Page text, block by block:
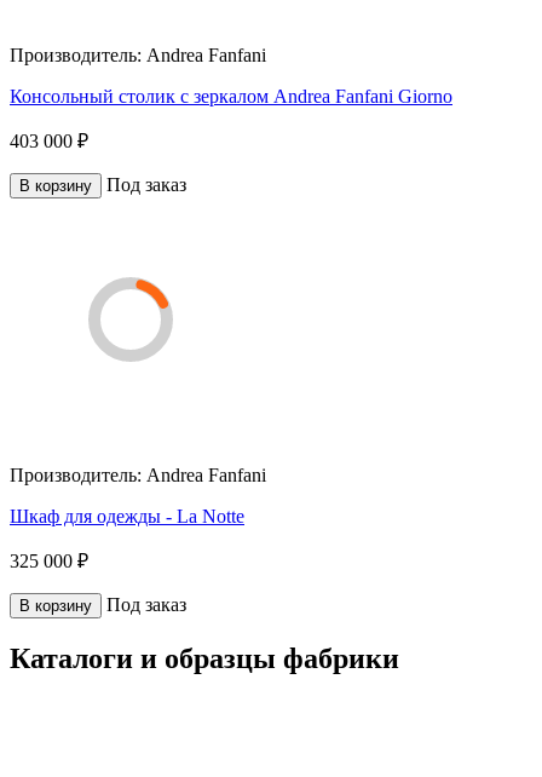
Производитель: Andrea Fanfani
Консольный столик с зеркалом Andrea Fanfani Giorno
403 000 ₽
В корзину Под заказ
Производитель: Andrea Fanfani
Шкаф для одежды - La Notte
325 000 ₽
В корзину Под заказ
Каталоги и образцы фабрики